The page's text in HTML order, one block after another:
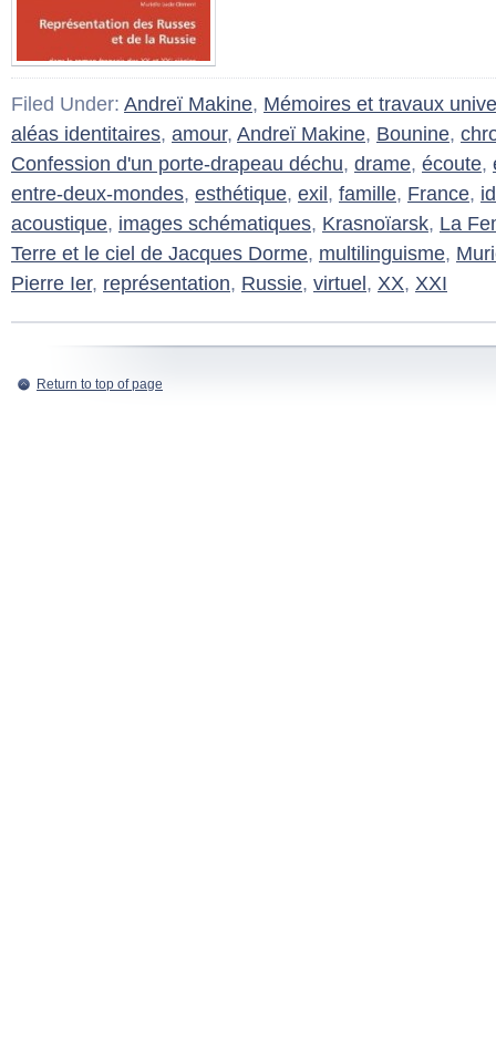
Filed Under: Andreï Makine, Mémoires et travaux
aléas identitaires, amour, Andreï Makine, Bounine,
Confession d'un porte-drapeau déchu, drame, écoute,
entre-deux-mondes, esthétique, exil , famille, France,
acoustique, images schématiques, Krasnoïarsk, La
Terre et le ciel de Jacques Dorme, multilinguisme,
Pierre Ier, représentation, Russie, virtuel , XX, XXI
Return to top of page